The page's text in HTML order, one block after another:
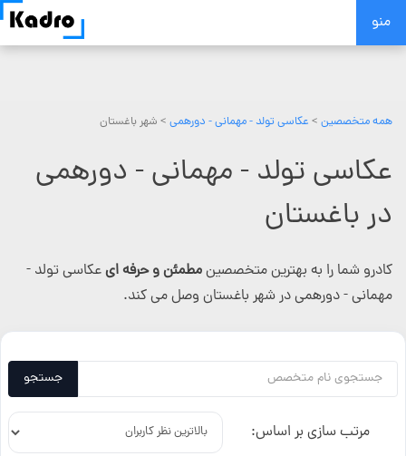
Skip
منو
همه متخصصین > عکاسی تولد - مهمانی - دورهمی > شهر باغستان
عکاسی تولد - مهمانی - دورهمی
در باغستان
کادرو شما را به بهترین متخصصینمطمئن و حرفه ایعکاسی تولد -
مهمانی - دورهمی در شهر باغستان وصل می کند.
جستجو
مرتب سازی بر اساس: